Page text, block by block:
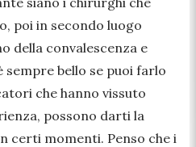
poi in secondo luogo
della convalescenza e
sempre bello se puoi farlo
che hanno vissuto
possono darti la
certi momenti. Penso che i